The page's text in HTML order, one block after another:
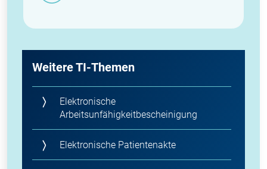
Weitere TI-Themen
Elektronische
Arbeitsunfähigkeitbescheinigung
Elektronische Patientenakte